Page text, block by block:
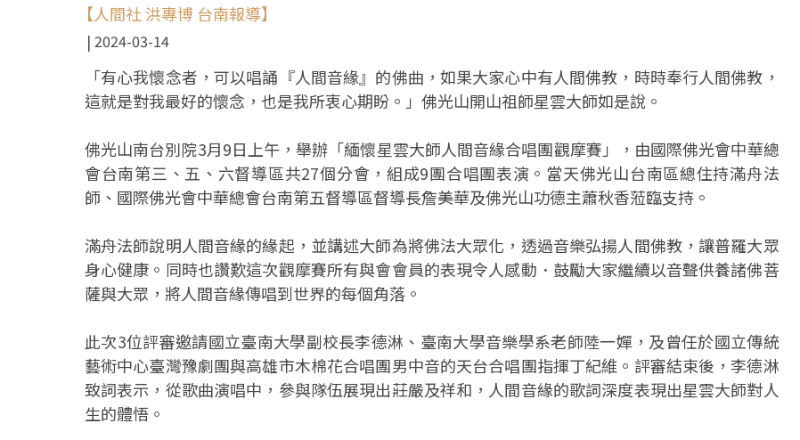
【人間社 洪專博 台南報導】
2024-03-14
「有心我懷念者，可以唱誦『人間音緣』的佛曲，如果大家心中有人間佛教，時時奉行人間佛教，
這就是對我最好的懷念，也是我所衷心期盼。」佛光山開山祖師星雲大師如是說。
佛光山南台別院3月9日上午，舉辦「緬懷星雲大師人間音緣合唱團觀摩賽」，由國際佛光會中華總
會台南第三、五、六督導區共27個分會，組成9團合唱團表演。當天佛光山台南區總住持滿舟法
師、國際佛光會中華總會台南第五督導區督導長詹美華及佛光山功德主蕭秋香蒞臨支持。
滿舟法師說明人間音緣的緣起，並講述大師為將佛法大眾化，透過音樂弘揚人間佛教，讓普羅大眾
身心健康。同時也讚歎這次觀摩賽所有與會會員的表現令人感動．鼓勵大家繼續以音聲供養諸佛菩
薩與大眾，將人間音緣傳唱到世界的每個角落。
此次3位評審邀請國立臺南大學副校長李德淋、臺南大學音樂學系老師陸一嬋，及曾任於國立傳統
藝術中心臺灣豫劇團與高雄市木棉花合唱團男中音的天台合唱團指揮丁紀維。評審結束後，李德淋
致詞表示，從歌曲演唱中，參與隊伍展現出莊嚴及祥和，人間音緣的歌詞深度表現出星雲大師對人
生的體悟。